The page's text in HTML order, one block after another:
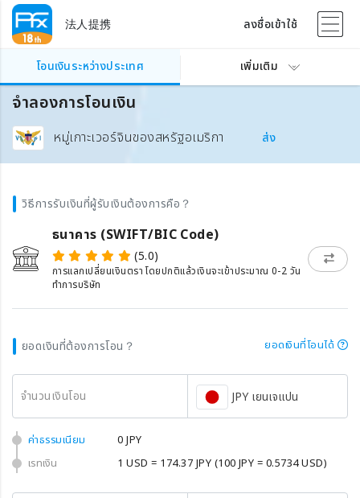
法人提携 ลงชื่อเข้าใช้
โอนเงินระหว่างประเทศ เพิ่มเติม
จำลองการโอนเงิน
หมู่เกาะเวอร์จินของสหรัฐอเมริกา ส่ง
วิธีการรับเงินที่ผู้รับเงินต้องการคือ？
ธนาคาร (SWIFT/BIC Code)
(5.0)
การแลกเปลี่ยนเงินตรา โดยปกติแล้วเงินจะเข้าประมาณ 0-2 วัน
ทำการบริษัท
ยอดเงินที่ต้องการโอน？ ยอดเงินที่โอนได้
จำนวนเงินโอน JPY เยนเจแปน
ค่าธรรมเนียม
0 JPY
เรทเงิน
1 USD = 174.37 JPY (100 JPY = 0.5734 USD)